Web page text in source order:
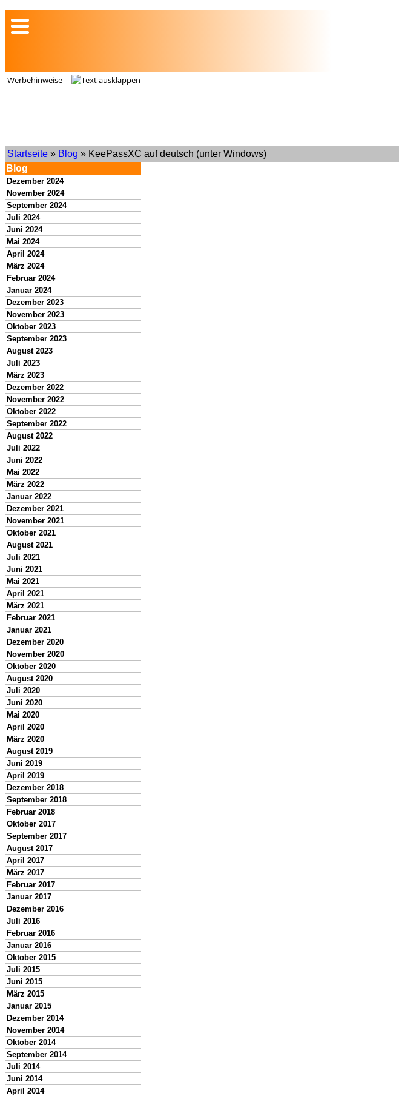
Werbehinweise
Startseite » Blog » KeePassXC auf deutsch (unter Windows)
Blog
Dezember 2024
November 2024
September 2024
Juli 2024
Juni 2024
Mai 2024
April 2024
März 2024
Februar 2024
Januar 2024
Dezember 2023
November 2023
Oktober 2023
September 2023
August 2023
Juli 2023
März 2023
Dezember 2022
November 2022
Oktober 2022
September 2022
August 2022
Juli 2022
Juni 2022
Mai 2022
März 2022
Januar 2022
Dezember 2021
November 2021
Oktober 2021
August 2021
Juli 2021
Juni 2021
Mai 2021
April 2021
März 2021
Februar 2021
Januar 2021
Dezember 2020
November 2020
Oktober 2020
August 2020
Juli 2020
Juni 2020
Mai 2020
April 2020
März 2020
August 2019
Juni 2019
April 2019
Dezember 2018
September 2018
Februar 2018
Oktober 2017
September 2017
August 2017
April 2017
März 2017
Februar 2017
Januar 2017
Dezember 2016
Juli 2016
Februar 2016
Januar 2016
Oktober 2015
Juli 2015
Juni 2015
März 2015
Januar 2015
Dezember 2014
November 2014
Oktober 2014
September 2014
Juli 2014
Juni 2014
April 2014